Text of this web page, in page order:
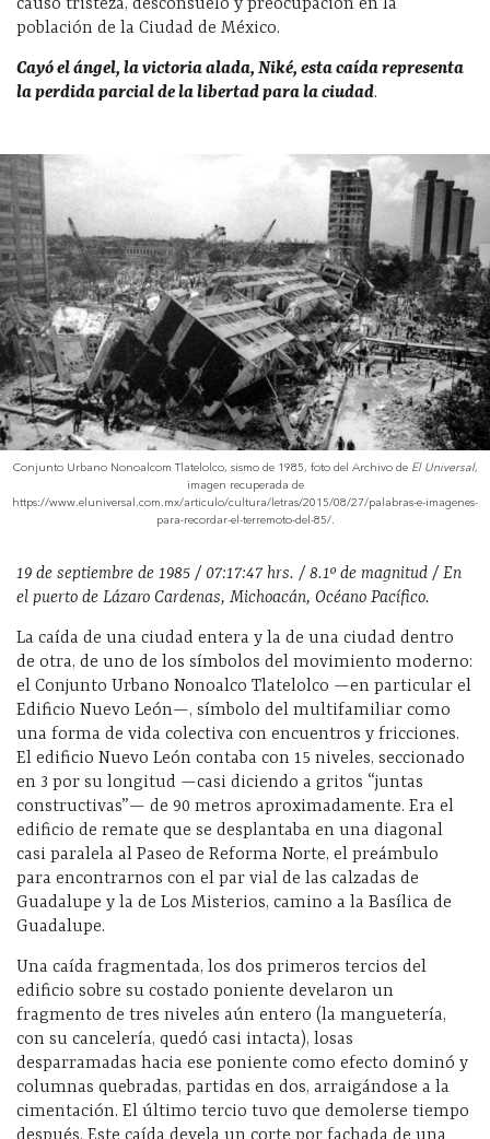
causó tristeza, desconsuelo y preocupación en la
población de la Ciudad de México.
Cayó el ángel, la victoria alada, Niké, esta caída representa
la perdida parcial de la libertad para la ciudad.
Conjunto Urbano Nonoalcom Tlatelolco, sismo de 1985, foto del Archivo de El Universal,
imagen recuperada de
https://www.eluniversal.com.mx/articulo/cultura/letras/2015/08/27/palabras-e-imagenes-
para-recordar-el-terremoto-del-85/.
19 de septiembre de 1985 / 07:17:47 hrs. / 8.1º de magnitud / En
el puerto de Lázaro Cardenas, Michoacán, Océano Pacífico.
La caída de una ciudad entera y la de una ciudad dentro
de otra, de uno de los símbolos del movimiento moderno:
el Conjunto Urbano Nonoalco Tlatelolco —en particular el
Edificio Nuevo León—, símbolo del multifamiliar como
una forma de vida colectiva con encuentros y fricciones.
El edificio Nuevo León contaba con 15 niveles, seccionado
en 3 por su longitud —casi diciendo a gritos “juntas
constructivas”— de 90 metros aproximadamente. Era el
edificio de remate que se desplantaba en una diagonal
casi paralela al Paseo de Reforma Norte, el preámbulo
para encontrarnos con el par vial de las calzadas de
Guadalupe y la de Los Misterios, camino a la Basílica de
Guadalupe.
Una caída fragmentada, los dos primeros tercios del
edificio sobre su costado poniente develaron un
fragmento de tres niveles aún entero (la manguetería,
con su cancelería, quedó casi intacta), losas
desparramadas hacia ese poniente como efecto dominó y
columnas quebradas, partidas en dos, arraigándose a la
cimentación. El último tercio tuvo que demolerse tiempo